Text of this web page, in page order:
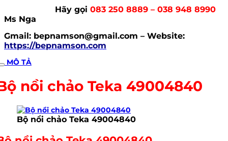
Hãy gọi 083 250 8889 – 038 948 8990
Ms Nga
Gmail: bepnamson@gmail.com – Website:
https://bepnamson.com
MÔ TẢ
nồi chảo Teka 49004840
Bộ nồi chảo Teka 49004840